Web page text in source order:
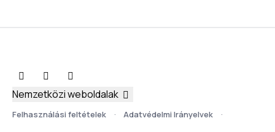
Felhasználási feltételek Adatvédelmi Irányelvek
Nemzetközi weboldalak